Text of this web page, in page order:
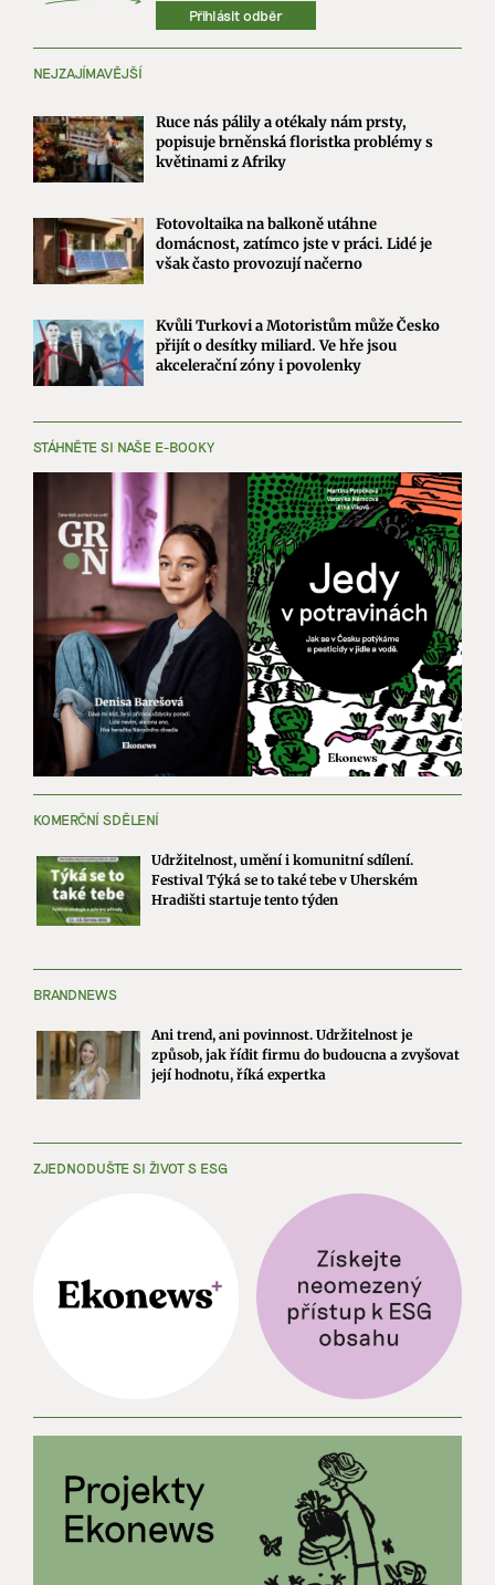
Přihlásit odběr
NEJZAJÍMAVĚJŠÍ
Ruce nás pálily a otékaly nám prsty,
popisuje brněnská floristka problémy s
květinami z Afriky
Fotovoltaika na balkoně utáhne
domácnost, zatímco jste v práci. Lidé je
však často provozují načerno
Kvůli Turkovi a Motoristům může Česko
přijít o desítky miliard. Ve hře jsou
akcelerační zóny i povolenky
STÁHNĚTE SI NAŠE E-BOOKY
KOMERČNÍ SDĚLENÍ
Udržitelnost, umění i komunitní sdílení.
Festival Týká se to také tebe v Uherském
Hradišti startuje tento týden
BRANDNEWS
Ani trend, ani povinnost. Udržitelnost je
způsob, jak řídit firmu do budoucna a zvyšovat
její hodnotu, říká expertka
ZJEDNODUŠTE SI ŽIVOT S ESG